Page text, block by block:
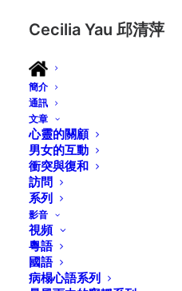
Cecilia Yau 邱清萍
簡介
通訊
文章
心靈的關顧
男女的互動
衝突與復和
訪問
系列
影音
視頻
粵語
國語
病榻心語系列